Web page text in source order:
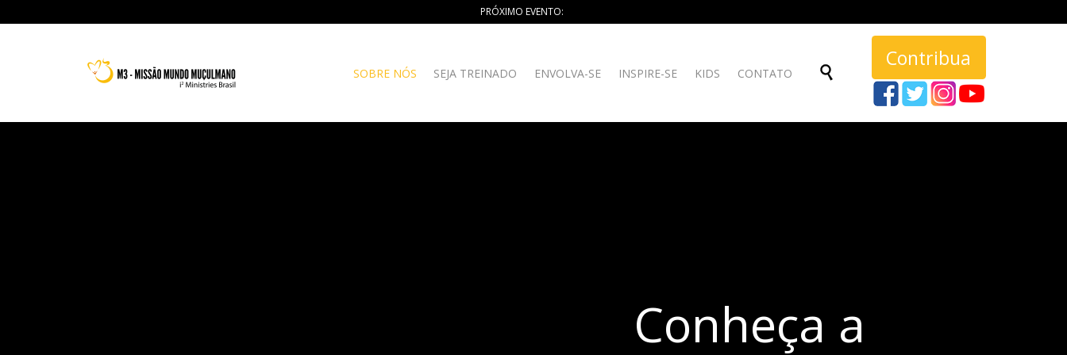
PRÓXIMO EVENTO:
Skip
SOBRE NÓS SEJA TREINADO ENVOLVA-SE INSPIRE-SE KIDS CONTATO 
Contribua
Conheça a